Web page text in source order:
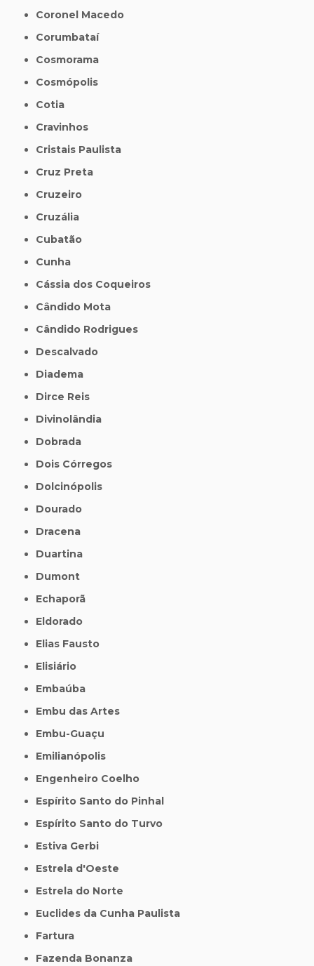
Coronel Macedo
Corumbataí
Cosmorama
Cosmópolis
Cotia
Cravinhos
Cristais Paulista
Cruz Preta
Cruzeiro
Cruzália
Cubatão
Cunha
Cássia dos Coqueiros
Cândido Mota
Cândido Rodrigues
Descalvado
Diadema
Dirce Reis
Divinolândia
Dobrada
Dois Córregos
Dolcinópolis
Dourado
Dracena
Duartina
Dumont
Echaporã
Eldorado
Elias Fausto
Elisiário
Embaúba
Embu das Artes
Embu-Guaçu
Emilianópolis
Engenheiro Coelho
Espírito Santo do Pinhal
Espírito Santo do Turvo
Estiva Gerbi
Estrela d'Oeste
Estrela do Norte
Euclides da Cunha Paulista
Fartura
Fazenda Bonanza